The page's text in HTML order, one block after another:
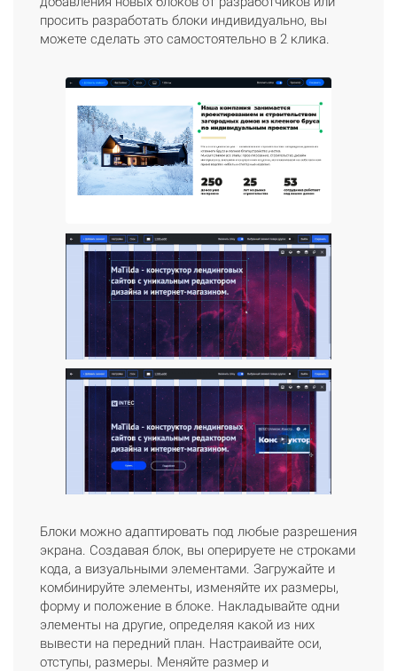
просить разработать блоки индивидуально, вы
можете сделать это самостоятельно в 2 клика.
Блоки можно адаптировать под любые разрешения
экрана. Создавая блок, вы оперируете не строками
кода, а визуальными элементами. Загружайте и
комбинируйте элементы, изменяйте их размеры,
форму и положение в блоке. Накладывайте одни
элементы на другие, определяя какой из них
вывести на передний план. Настраивайте оси,
отступы, размеры. Меняйте размер и